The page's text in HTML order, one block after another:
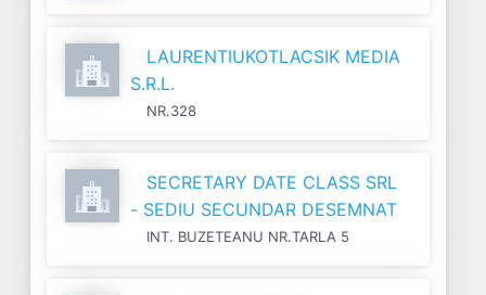
LAURENTIUKOTLACSIK MEDIA
S.R.L.
NR.328
SECRETARY DATE CLASS SRL
- SEDIU SECUNDAR DESEMNAT
INT. BUZETEANU NR.TARLA 5